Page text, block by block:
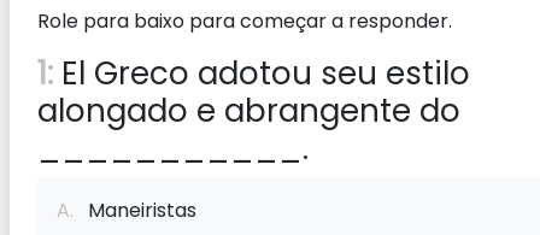
Role para baixo para começar a responder.
1: El Greco adotou seu estilo
alongado e abrangente do
___________.
A. Maneiristas